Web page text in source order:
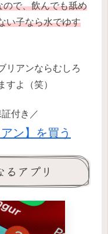
で、飲んでも舐め
い子なら水でゆす
リアンならむしろ
すよ（笑）
付き／
ン】を買う
アプリ